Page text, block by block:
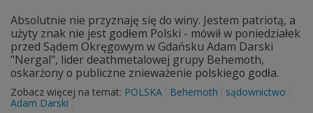
Absolutnie nie przyznaję się do winy. Jestem patriotą, a
użyty znak nie jest godłem Polski - mówił w poniedziałek
przed Sądem Okręgowym w Gdańsku Adam Darski
"Nergal", lider deathmetalowej grupy Behemoth,
oskarżony o publiczne znieważenie polskiego godła.
Zobacz więcej na temat: POLSKA Behemoth
sądownictwo
Adam Darski